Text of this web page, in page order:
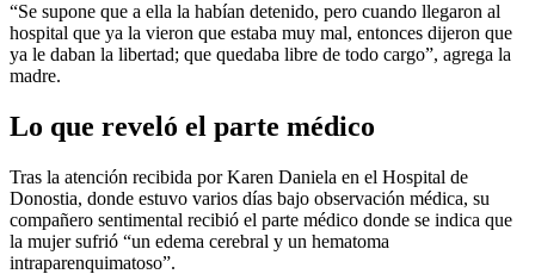
“Se supone que a ella la habían detenido, pero cuando llegaron al
hospital que ya la vieron que estaba muy mal, entonces dijeron que
ya le daban la libertad; que quedaba libre de todo cargo”, agrega la
madre.
Lo que reveló el parte médico
Tras la atención recibida por Karen Daniela en el Hospital de
Donostia, donde estuvo varios días bajo observación médica, su
compañero sentimental recibió el parte médico donde se indica que
la mujer sufrió “un edema cerebral y un hematoma
intraparenquimatoso”.